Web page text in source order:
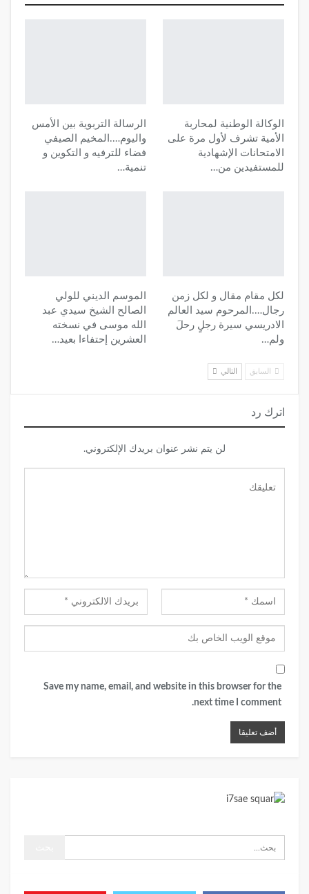
الوكالة الوطنية لمحاربة
الأمية تشرف لأول مرة على
الامتحانات الإشهادية
للمستفيدين من…
الرسالة التربوية بين الأمس
واليوم….المخيم الصيفي
فضاء للترفيه و التكوين و
تنمية…
لكل مقام مقال و لكل زمن
رجال….المرحوم سيد العالم
الادريسي سيرة رجلٍ رحلَ
ولم…
الموسم الديني للولي
الصالح الشيخ سيدي عبد
الله موسى في نسخته
العشرين إحتفاءا بعيد…
السابق التالي
اترك رد
لن يتم نشر عنوان بريدك الإلكتروني.
Save my name, email, and website in this browser for the
next time I comment.